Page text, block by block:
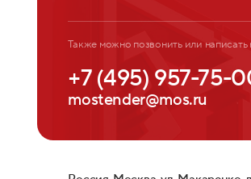
Также можно позвонить или написать
+7 (495) 957-75-
mostender@mos.ru